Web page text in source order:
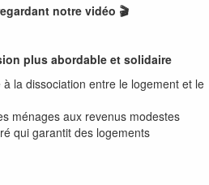
notre vidéo 🎬
plus abordable et solidaire
la dissociation entre le logement et le
ménages aux revenus modestes
qui garantit des logements